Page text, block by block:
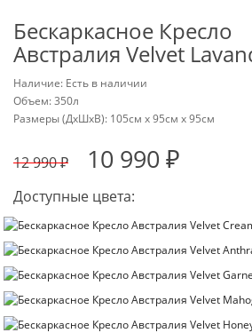
Бескаркасное Кресло
Австралия Velvet
Наличие: Есть в наличии
Объем: 350л
Размеры (ДxШxВ): 105см x 95см x 95см
12 990 ₽ 10 990 ₽
Доступные цвета: